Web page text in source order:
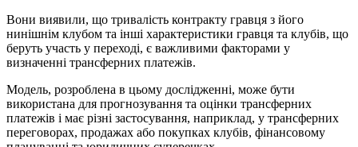
Вони виявили, що тривалість контракту гравця з його
нинішнім клубом та інші характеристики гравця та клубів, що
беруть участь у переході, є важливими факторами у
визначенні трансферних платежів.
Модель, розроблена в цьому дослідженні, може бути
використана для прогнозування та оцінки трансферних
платежів і має різні застосування, наприклад, у трансферних
переговорах, продажах або покупках клубів, фінансовому